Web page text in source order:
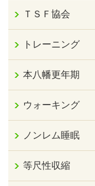
ＴＳＦ協会
トレーニング
本八幡更年期
ウォーキング
ノンレム睡眠
等尺性収縮